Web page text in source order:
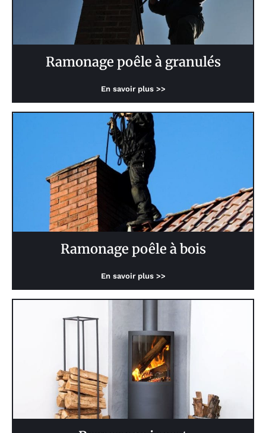
Ramonage poêle à granulés
En savoir plus >>
Ramonage poêle à bois
En savoir plus >>